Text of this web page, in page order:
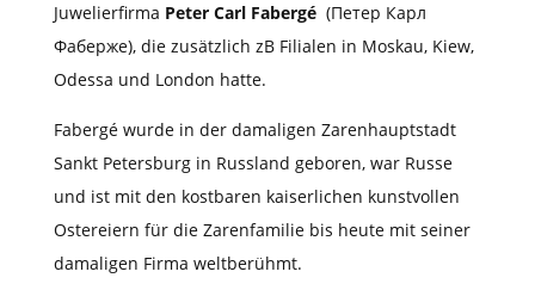
Juwelierfirma Peter Carl Fabergé (Петер Карл
Фаберже), die zusätzlich zB Filialen in Moskau, Kiew,
Odessa und London hatte.
Fabergé wurde in der damaligen Zarenhauptstadt
Sankt Petersburg in Russland geboren, war Russe
und ist mit den kostbaren kaiserlichen kunstvollen
Ostereiern für die Zarenfamilie bis heute mit seiner
damaligen Firma weltberühmt.